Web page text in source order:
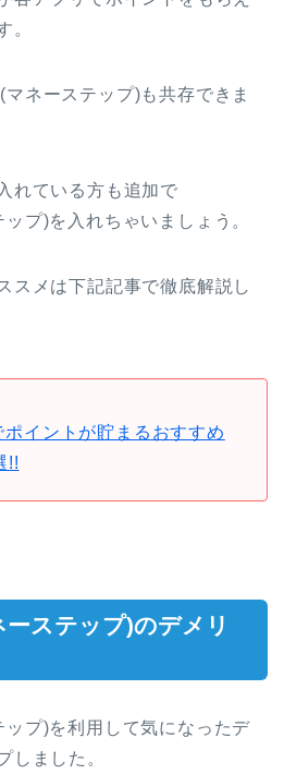
。
ネーステップ)も共存できま
れている方も追加で
プ)を入れちゃいましょう。
スメは下記記事で徹底解説し
ポイントが貯まるおすすめ
!!
ステップ)のデメリ
プ)を利用して気になったデ
しました。